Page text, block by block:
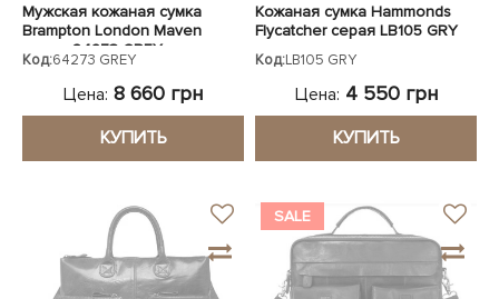
Мужская кожаная сумка
Brampton London Maven
серая 64273 GREY
Код:64273 GREY
Цена: 8 660 грн
КУПИТЬ
Кожаная сумка Hammonds
Flycatcher серая LB105 GRY
Код:LB105 GRY
Цена: 4 550 грн
КУПИТЬ
SALE